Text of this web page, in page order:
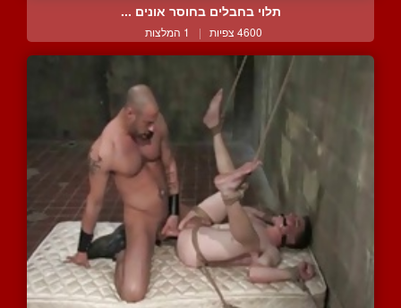
תלוי בחבלים בחוסר אונים ...
4600 צפיות | 1 המלצות